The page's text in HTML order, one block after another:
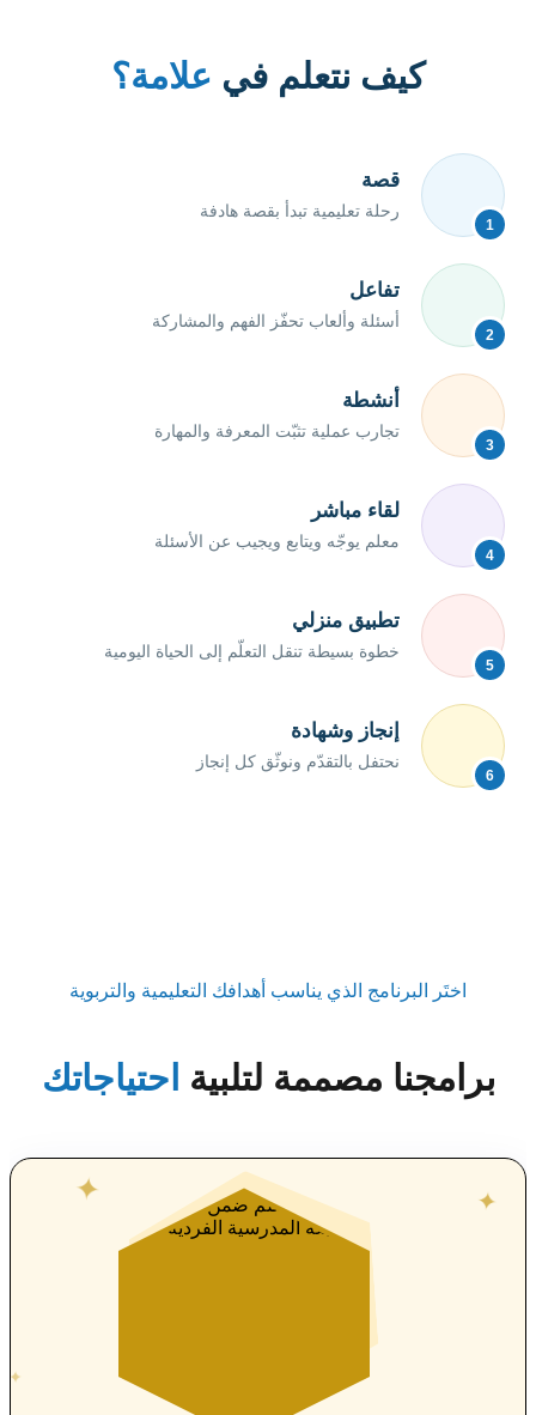
كيف نتعلم في علامة؟
1
قصة
رحلة تعليمية تبدأ بقصة هادفة
2
تفاعل
أسئلة وألعاب تحفّز الفهم والمشاركة
3
أنشطة
تجارب عملية تثبّت المعرفة والمهارة
4
لقاء مباشر
معلم يوجّه ويتابع ويجيب عن الأسئلة
5
تطبيق منزلي
خطوة بسيطة تنقل التعلّم إلى الحياة اليومية
6
إنجاز وشهادة
نحتفل بالتقدّم ونوثّق كل إنجاز
اختَر البرنامج الذي يناسب أهدافك التعليمية والتربوية
برامجنا مصممة لتلبية احتياجاتك
✦
✦
✦